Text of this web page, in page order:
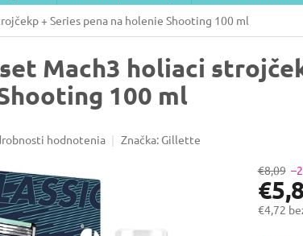
+ Series pena na holenie Shooting 100 ml
Mach3 holiaci
100 ml
hodnotenia Značka: Gillette
€8,09
€4,72